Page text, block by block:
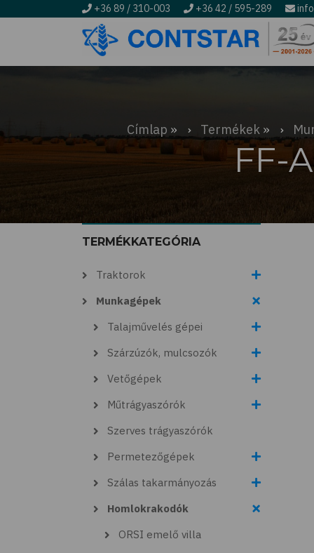
+36 89 / 310-003 +36 42 / 595-289
Morzsa
Címlap Termékek
FF-
TERMÉKKATEGÓRIA
Traktorok
Munkagépek
Talajművelés gépei
Szárzúzók, mulcsozók
Vetőgépek
Műtrágyaszórók
Szerves trágyaszórók
Permetezőgépek
Szálas takarmányozás
Homlokrakodók
ORSI emelő villa